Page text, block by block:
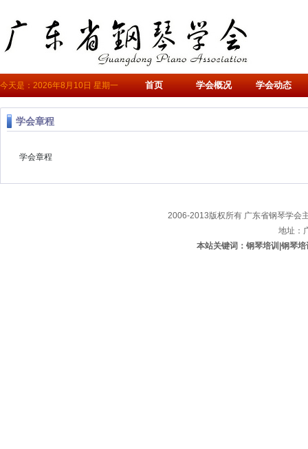
今天是：2026年8月10日 星期一 首页 学会概况 学会动态
学会章程
学会章程
2006-2013版权所有 广东省钢琴学会
地址：
本站关键词：钢琴培训|钢琴